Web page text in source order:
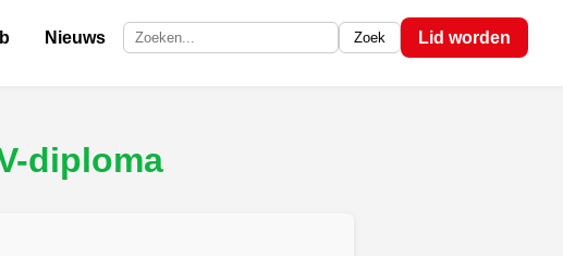
Nieuws Zoek op de site Zoek Lid worden
diploma